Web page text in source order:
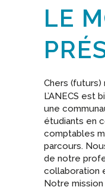
LE
Chers (futurs)
L’ANECS est
une
étudiants en
comptables
parcours.
de notre
collaboration
Notre